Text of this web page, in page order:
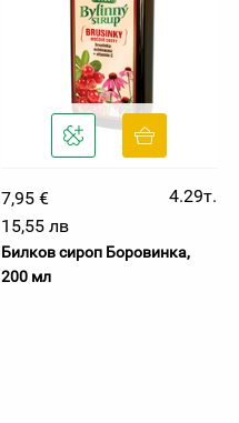
7,95 €
4.29т.
15,55 лв
Билков сироп Боровинка,
200 мл